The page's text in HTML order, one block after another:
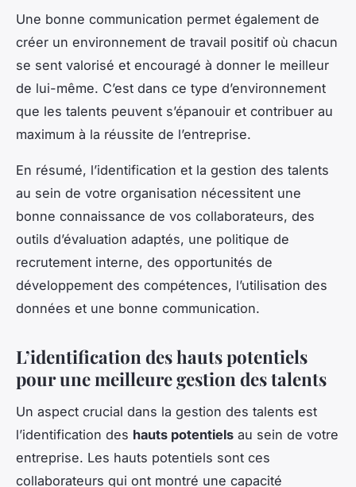
Une bonne communication permet également de
créer un environnement de travail positif où chacun
se sent valorisé et encouragé à donner le meilleur
de lui-même. C’est dans ce type d’environnement
que les talents peuvent s’épanouir et contribuer au
maximum à la réussite de l’entreprise.
En résumé, l’identification et la gestion des talents
au sein de votre organisation nécessitent une
bonne connaissance de vos collaborateurs, des
outils d’évaluation adaptés, une politique de
recrutement interne, des opportunités de
développement des compétences, l’utilisation des
données et une bonne communication.
L’identification des hauts potentiels
pour une meilleure gestion des talents
Un aspect crucial dans la gestion des talents est
l’identification des hauts potentiels au sein de votre
entreprise. Les hauts potentiels sont ces
collaborateurs qui ont montré une capacité